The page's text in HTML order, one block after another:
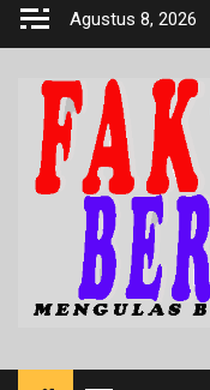
Skip
Agustus 8, 2026